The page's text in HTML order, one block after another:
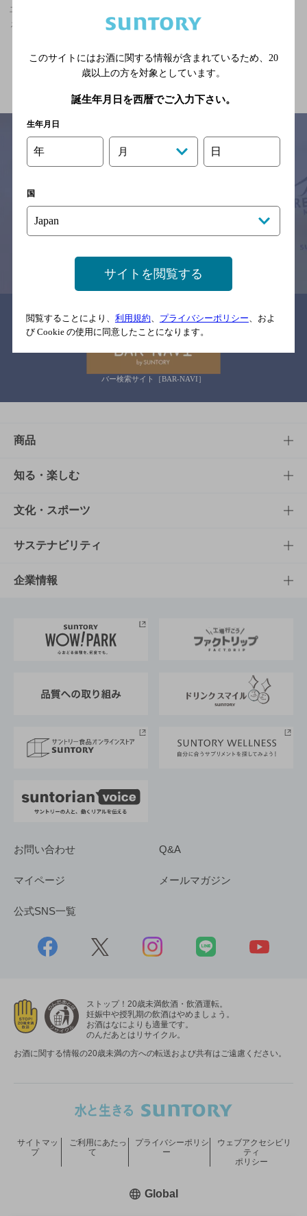
土底浜駅(新潟県)周辺500m,カフェ,ザ・プレミアム・モルツが飲め
る,座敷ありのお店
関連ページ
※それぞれのお店のメニューや営業時間などの掲載情報については、
予告なしに変更されることがありますので、
念のためお店にご確認の上ご来店くださいますようお願い申し上げま
情報提供：ぐるなび
関連リンク
バー検索サイト［BAR-NAVI］
商品
商品TOP
商品一覧
商品発売情報
栄養成分一覧
知る・楽しむ
知る・楽しむTOP
キャンペーン
工場見学
地域情報
文化・スポーツ
文化・スポーツTOP
サントリーホール
サントリーサンバーズ大阪
サステナビリティ
サステナビリティTOP
サントリーが考えるサステナビリティ経営
企業情報
企業概要
採用情報
お問い合わせ Q&A
マイページ メールマガジン
公式SNS一覧
ストップ！20歳未満飲酒・飲酒運転。
妊娠中や授乳期の飲酒はやめましょう。
お酒はなによりも適量です。
のんだあとはリサイクル。
お酒に関する情報の20歳未満の方への転送および共有はご遠慮ください。
サイトマッ
プ
ご利用にあたっ
て
プライバシーポリシ
ー
ウェブアクセシビリ
ティ
ポリシー
Global新しいウィンドウで開く
このサイトにはお酒に関する情報が含まれているため、 20
歳以上の方を対象としています。
誕生年月日を西暦でご入力下さい。
生年月日
年 月 日
国
サイトを閲覧する
閲覧することにより、 利用規約、 プライバシーポリシー、およ
び Cookie の使用に同意したことになります。